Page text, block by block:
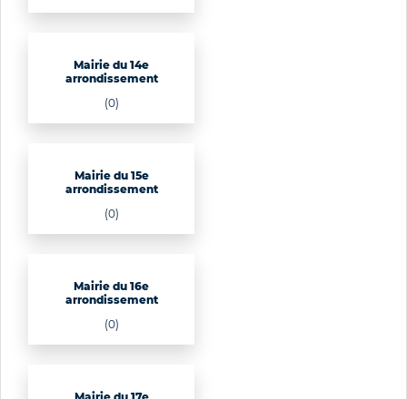
Mairie du 14e
arrondissement
(0)
Mairie du 15e
arrondissement
(0)
Mairie du 16e
arrondissement
(0)
Mairie du 17e